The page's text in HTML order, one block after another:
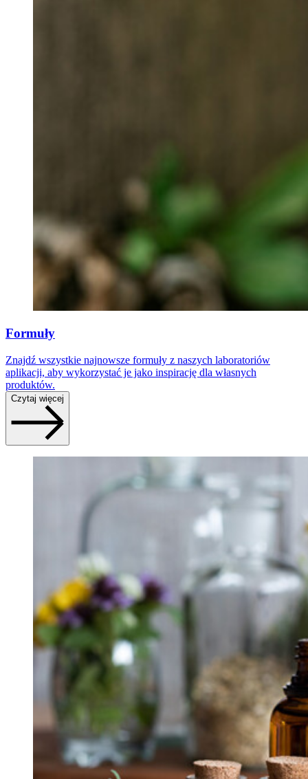
Formuły
Znajdź wszystkie najnowsze formuły z naszych laboratoriów
aplikacji, aby wykorzystać je jako inspirację dla własnych
produktów.
Czytaj więcej